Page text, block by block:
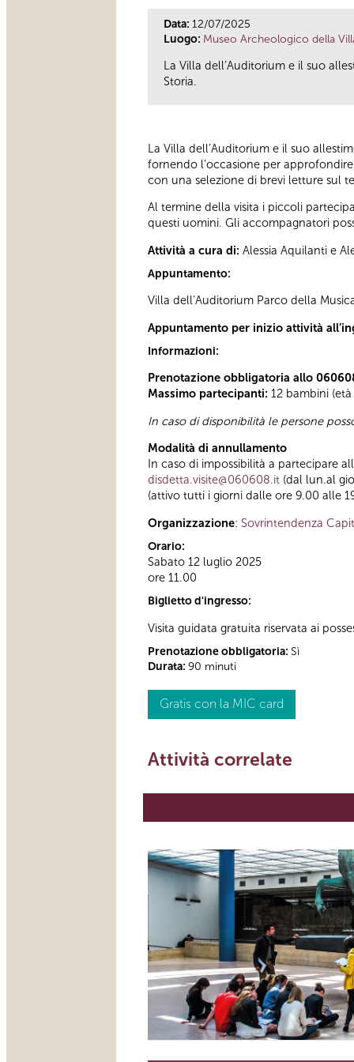
Data: 12/07/2025
Luogo: Museo Archeologico della
La Villa dell’Auditorium e il suo
Storia.
La Villa dell’Auditorium e il suo
fornendo l’occasione per
con una selezione di brevi letture sul
Al termine della visita i piccoli
questi uomini. Gli accompagnatori
Attività a cura di: Alessia Aquilanti e
Appuntamento:
Villa dell’Auditorium Parco della
Appuntamento per inizio attività
Informazioni:
Prenotazione obbligatoria allo
Massimo partecipanti: 12 bambini
In caso di disponibilità le persone
Modalità di annullamento
In caso di impossibilità a partecipare
disdetta.visite@060608.it (dal lun.al
(attivo tutti i giorni dalle ore 9.00 alle
Organizzazione: Sovrintendenza
Orario:
Sabato 12 luglio 2025
ore 11.00
Biglietto d'ingresso:
Visita guidata gratuita riservata ai
Prenotazione obbligatoria: Sì
Durata: 90 minuti
Gratis con la MIC card
Attività correlate